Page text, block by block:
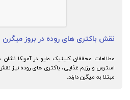
نقش باکتری های روده در بروز میگرن
مطالعات محققان کلینیک مایو در آمریکا
استرس و رژیم غذایی، باکتری های روده نیز
مبتلا به میگرن دارند.